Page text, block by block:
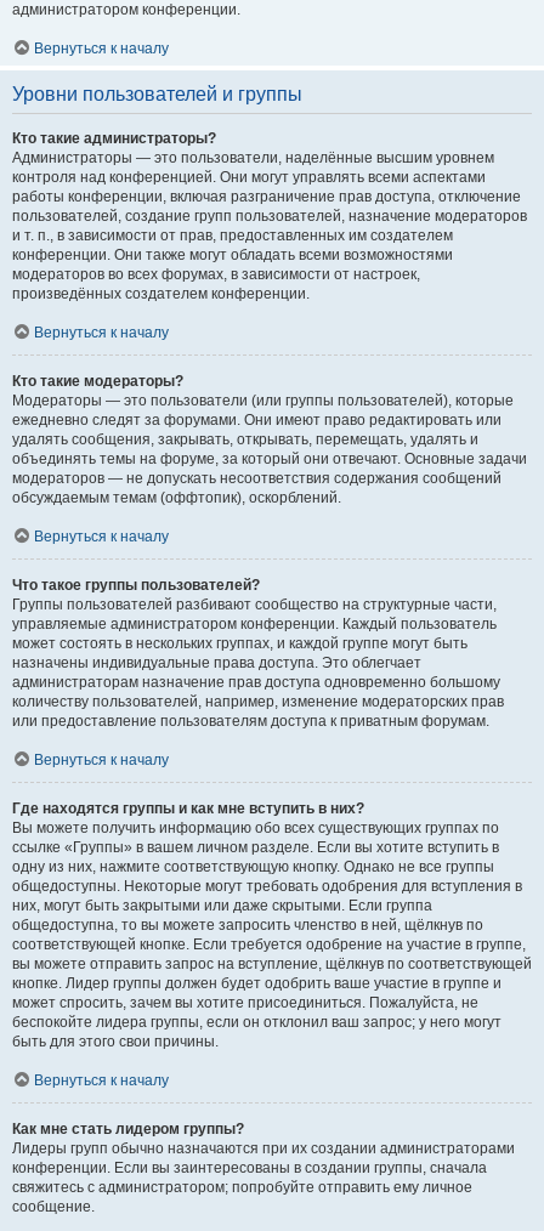
администратором конференции.
Вернуться к началу
Уровни пользователей и группы
Кто такие администраторы?
Администраторы — это пользователи, наделённые высшим уровнем
контроля над конференцией. Они могут управлять всеми аспектами
работы конференции, включая разграничение прав доступа, отключение
пользователей, создание групп пользователей, назначение модераторов
и т. п., в зависимости от прав, предоставленных им создателем
конференции. Они также могут обладать всеми возможностями
модераторов во всех форумах, в зависимости от настроек,
произведённых создателем конференции.
Вернуться к началу
Кто такие модераторы?
Модераторы — это пользователи (или группы пользователей), которые
ежедневно следят за форумами. Они имеют право редактировать или
удалять сообщения, закрывать, открывать, перемещать, удалять и
объединять темы на форуме, за который они отвечают. Основные задачи
модераторов — не допускать несоответствия содержания сообщений
обсуждаемым темам (оффтопик), оскорблений.
Вернуться к началу
Что такое группы пользователей?
Группы пользователей разбивают сообщество на структурные части,
управляемые администратором конференции. Каждый пользователь
может состоять в нескольких группах, и каждой группе могут быть
назначены индивидуальные права доступа. Это облегчает
администраторам назначение прав доступа одновременно большому
количеству пользователей, например, изменение модераторских прав
или предоставление пользователям доступа к приватным форумам.
Вернуться к началу
Где находятся группы и как мне вступить в них?
Вы можете получить информацию обо всех существующих группах по
ссылке «Группы» в вашем личном разделе. Если вы хотите вступить в
одну из них, нажмите соответствующую кнопку. Однако не все группы
общедоступны. Некоторые могут требовать одобрения для вступления в
них, могут быть закрытыми или даже скрытыми. Если группа
общедоступна, то вы можете запросить членство в ней, щёлкнув по
соответствующей кнопке. Если требуется одобрение на участие в группе,
вы можете отправить запрос на вступление, щёлкнув по соответствующей
кнопке. Лидер группы должен будет одобрить ваше участие в группе и
может спросить, зачем вы хотите присоединиться. Пожалуйста, не
беспокойте лидера группы, если он отклонил ваш запрос; у него могут
быть для этого свои причины.
Вернуться к началу
Как мне стать лидером группы?
Лидеры групп обычно назначаются при их создании администраторами
конференции. Если вы заинтересованы в создании группы, сначала
свяжитесь с администратором; попробуйте отправить ему личное
сообщение.